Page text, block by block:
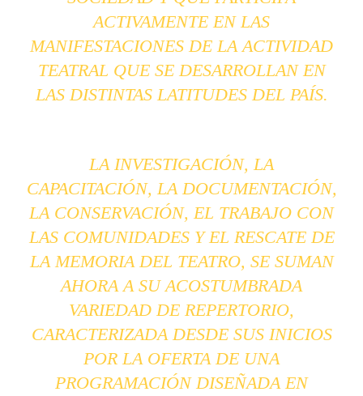
ACTIVAMENTE EN LAS
MANIFESTACIONES DE LA ACTIVIDAD
TEATRAL QUE SE DESARROLLAN EN
LAS DISTINTAS LATITUDES DEL PAÍS.
LA INVESTIGACIÓN, LA
CAPACITACIÓN, LA DOCUMENTACIÓN,
LA CONSERVACIÓN, EL TRABAJO CON
LAS COMUNIDADES Y EL RESCATE DE
LA MEMORIA DEL TEATRO, SE SUMAN
AHORA A SU ACOSTUMBRADA
VARIEDAD DE REPERTORIO,
CARACTERIZADA DESDE SUS INICIOS
POR LA OFERTA DE UNA
PROGRAMACIÓN DISEÑADA EN